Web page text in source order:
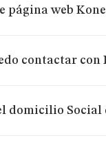
página web
contactar con
domicilio Social